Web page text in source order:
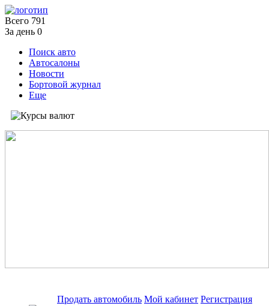
Всего 791
За день 0
Поиск авто
Автосалоны
Новости
Бортовой журнал
Еще
Продать автомобиль Мой кабинет Регистрация